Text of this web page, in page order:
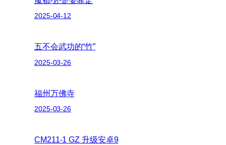
2025-04-12
五不会武功的“竹”
2025-03-26
福州万佛寺
2025-03-26
CM211-1 GZ 升级安卓9